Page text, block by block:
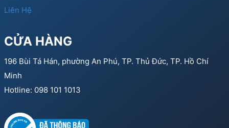
Liên Hệ
CỬA HÀNG
196 Bùi Tá Hán, phường An Phú, TP. Thủ Đức, TP. Hồ Chí
Minh
Hotline: 098 101 1013